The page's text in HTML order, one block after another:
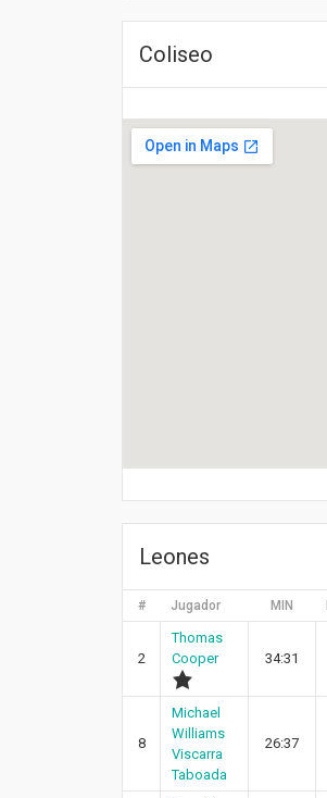
Coliseo
Leones
# Jugador MIN
2
Thomas
Cooper
34:31
8
Michael
Williams
Viscarra
Taboada
26:37